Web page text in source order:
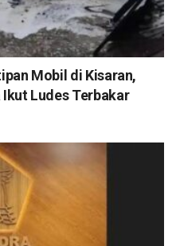
Mobil di Kisaran,
Ikut Ludes Terbakar